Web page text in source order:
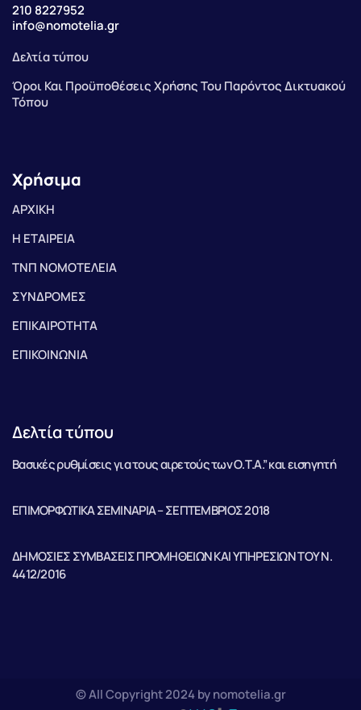
210 8227952
info@nomotelia.gr
Δελτία τύπου
Όροι Και Προϋποθέσεις Χρήσης Του Παρόντος Δικτυακού
Τόπου
Χρήσιμα
ΑΡΧΙΚΗ
Η ΕΤΑΙΡΕΙΑ
ΤΝΠ ΝΟΜΟΤΕΛΕΙΑ
ΣΥΝΔΡΟΜΕΣ
ΕΠΙΚΑΙΡΟΤΗΤΑ
ΕΠΙΚΟΙΝΩΝΙΑ
Δελτία τύπου
Βασικές ρυθμίσεις για τους αιρετούς των Ο.Τ.Α.” και εισηγητή
ΕΠΙΜΟΡΦΩΤΙΚΑ ΣΕΜΙΝΑΡΙΑ – ΣΕΠΤΕΜΒΡΙΟΣ 2018
ΔΗΜΟΣΙΕΣ ΣΥΜΒΑΣΕΙΣ ΠΡΟΜΗΘΕΙΩΝ ΚΑΙ ΥΠΗΡΕΣΙΩΝ ΤΟΥ Ν.
4412/2016
© All Copyright 2024 by nomotelia.gr